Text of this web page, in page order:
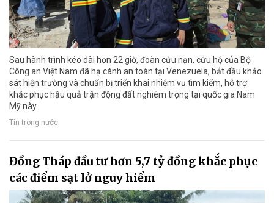
Sau hành trình kéo dài hơn 22 giờ, đoàn cứu nạn, cứu hộ của Bộ
Công an Việt Nam đã hạ cánh an toàn tại Venezuela, bắt đầu khảo
sát hiện trường và chuẩn bị triển khai nhiệm vụ tìm kiếm, hỗ trợ
khắc phục hậu quả trận động đất nghiêm trọng tại quốc gia Nam
Mỹ này.
Tin trong nước
Đồng Tháp đầu tư hơn 5,7 tỷ đồng khắc phục
các điểm sạt lở nguy hiểm